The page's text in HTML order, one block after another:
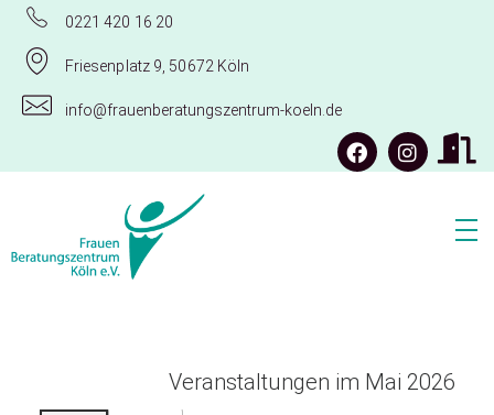
0221 420 16 20
Friesenplatz 9, 50672 Köln
info@frauenberatungszentrum-koeln.de
Veranstaltungen im Mai 2026